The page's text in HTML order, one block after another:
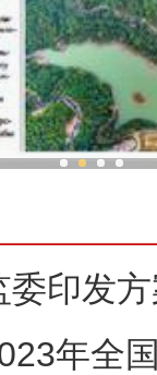
委印发
年全